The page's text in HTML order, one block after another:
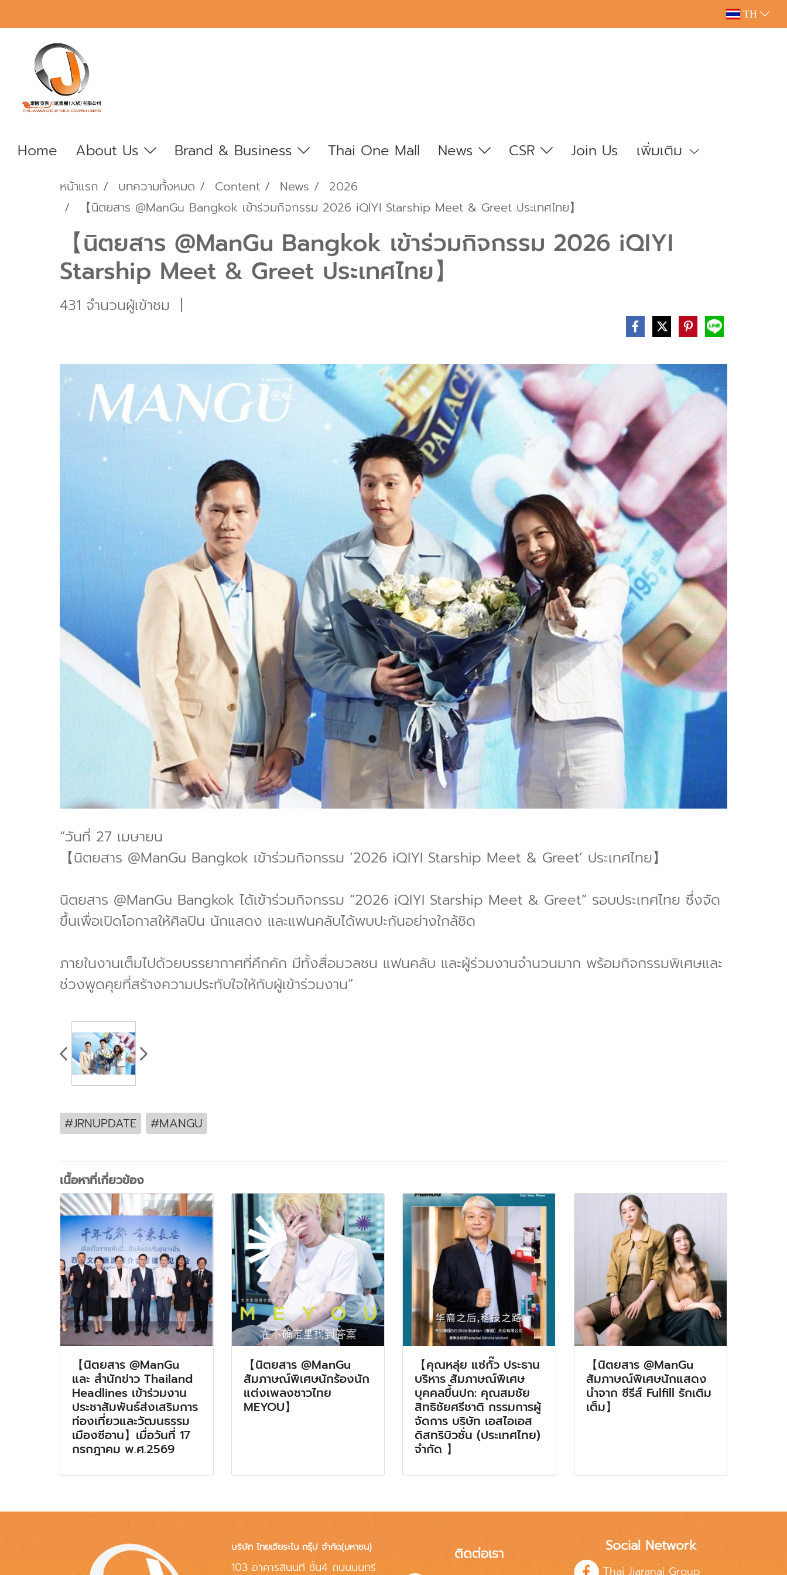
TH
Home About Us Brand & Business Thai One Mall News CSR Join Us เพิ่มเติม
หน้าแรก บทความทั้งหมด Content News
2026
【นิตยสาร @ManGu Bangkok เข้าร่วมกิจกรรม 2026 iQIYI Starship Meet & Greet ประเทศไทย】
【นิตยสาร @ManGu Bangkok เข้าร่วมกิจกรรม 2026 iQIYI
Starship Meet & Greet ประเทศไทย】
431 จำนวนผู้เข้าชม |
“วันที่ 27 เมษายน
【นิตยสาร @ManGu Bangkok เข้าร่วมกิจกรรม ‘2026 iQIYI Starship Meet & Greet’ ประเทศไทย】
นิตยสาร @ManGu Bangkok ได้เข้าร่วมกิจกรรม “2026 iQIYI Starship Meet & Greet” รอบประเทศไทย ซึ่งจัด
ขึ้นเพื่อเปิดโอกาสให้ศิลปิน นักแสดง และแฟนคลับได้พบปะกันอย่างใกล้ชิด
ภายในงานเต็มไปด้วยบรรยากาศที่คึกคัก มีทั้งสื่อมวลชน แฟนคลับ และผู้ร่วมงานจำนวนมาก พร้อมกิจกรรมพิเศษและ
ช่วงพูดคุยที่สร้างความประทับใจให้กับผู้เข้าร่วมงาน”
#JRNUPDATE #MANGU
เนื้อหาที่เกี่ยวข้อง
【นิตยสาร @ManGu
และ สำนักข่าว Thailand
Headlines เข้าร่วมงาน
ประชาสัมพันธ์ส่งเสริมการ
ท่องเที่ยวและวัฒนธรรม
เมืองซีอาน】เมื่อวันที่ 17
กรกฎาคม พ.ศ.2569
【นิตยสาร @ManGu
สัมภาษณ์พิเศษนักร้องนัก
แต่งเพลงชาวไทย
MEYOU】
【คุณหลุ่ย แซ่กั๊ว ประธาน
บริหาร สัมภาษณ์พิเศษ
บุคคลขึ้นปก: คุณสมชัย
สิทธิชัยศรีชาติ กรรมการผู้
จัดการ บริษัท เอสไอเอส
ดิสทริบิวชั่น (ประเทศไทย)
จำกัด 】
【นิตยสาร @ManGu
สัมภาษณ์พิเศษนักแสดง
นำจาก ซีรีส์ Fulfill รักเติม
เต็ม】
บริษัท ไทยเจียระไน กรุ๊ป จำกัด(มหาชน)
103 อาคารสินนที ชั้น4 ถนนนนทรี
ติดต่อเรา Social Network
Thai Jiaranai Group